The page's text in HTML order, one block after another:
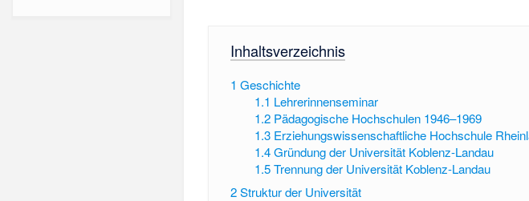
Inhaltsverzeichnis
1 Geschichte
1.1 Lehrerinnenseminar
1.2 Pädagogische Hochschulen 1946–1969
1.3 Erziehungswissenschaftliche Hochschule
1.4 Gründung der Universität Koblenz-Landau
1.5 Trennung der Universität Koblenz-Landau
2Struktur der Universität